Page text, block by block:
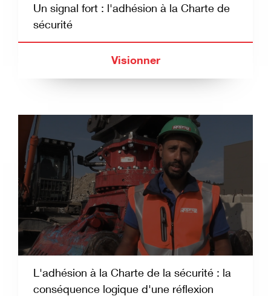
Un signal fort : l'adhésion à la Charte de
sécurité
Visionner
L'adhésion à la Charte de la sécurité : la
conséquence logique d'une réflexion